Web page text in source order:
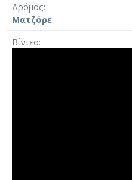
Δρόμος
Ματζόρε
Βίντεο